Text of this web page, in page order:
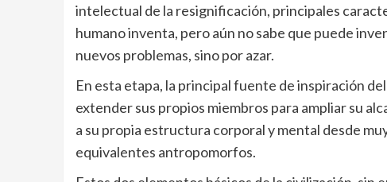
intelectual de la resignificación, principales
humano inventa, pero aún no sabe que puede
nuevos problemas, sino por azar.
En esta etapa, la principal fuente de inspiración
extender sus propios miembros para ampliar su
a su propia estructura corporal y mental desde
equivalentes antropomorfos.